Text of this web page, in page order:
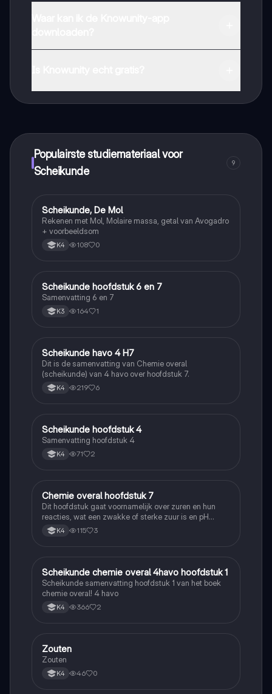
Populairste studiemateriaal voor
Scheikunde
9
Scheikunde
Scheikunde, De Mol
Rekenen met Mol, Molaire massa, getal van Avogadro
+ voorbeeldsom
K4 108 0
Scheikunde
Scheikunde hoofdstuk 6 en 7
Samenvatting 6 en 7
K3 164 1
Scheikunde
Scheikunde havo 4 H7
Dit is de samenvatting van Chemie overal
(scheikunde) van 4 havo over hoofdstuk 7.
K4 219 6
Scheikunde
Scheikunde hoofdstuk 4
Samenvatting hoofdstuk 4
K4 71 2
Scheikunde
Chemie overal hoofdstuk 7
Dit hoofdstuk gaat voornamelijk over zuren en hun
reacties, wat een zwakke of sterke zuur is en pH
berekenen
K4 115 3
Scheikunde
Scheikunde chemie overal 4havo hoofdstuk 1
Scheikunde samenvatting hoofdstuk 1 van het boek
chemie overal! 4 havo
K4 366 2
Scheikunde
Zouten
Zouten
K4 46 0